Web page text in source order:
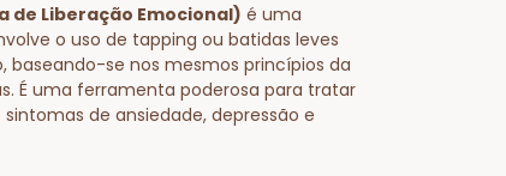
de Liberação Emocional) é uma
o uso de tapping ou batidas leves
se nos mesmos princípios da
É uma ferramenta poderosa para tratar
de ansiedade, depressão e